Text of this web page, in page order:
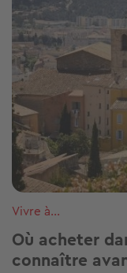
Vivre à...
Où acheter
connaître